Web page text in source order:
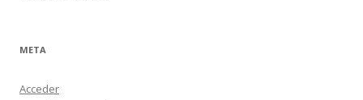
META
Acceder